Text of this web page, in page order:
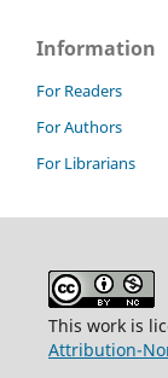
Information
For Readers
For Authors
For Librarians
This work is
Attribution-